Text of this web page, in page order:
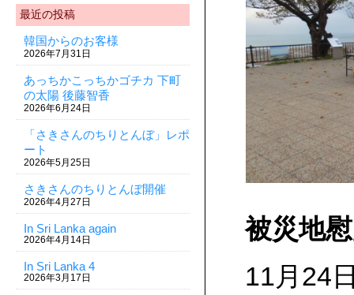
最近の投稿
韓国からのお客様
2026年7月31日
あっちかこっちかゴチカ 下町
の太陽 後藤智香
2026年6月24日
「さきさんのちりとんぼ」レポ
ート
2026年5月25日
さきさんのちりとんぼ開催
2026年4月27日
In Sri Lanka again
2026年4月14日
In Sri Lanka 4
2026年3月17日
被災地
11月24